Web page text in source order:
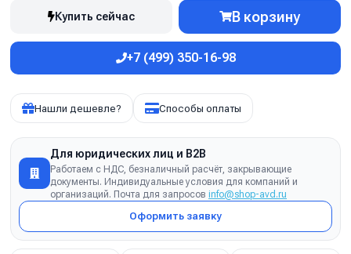
Купить сейчас В корзину
+7 (499) 350-16-98
Нашли дешевле? Способы оплаты
Для юридических лиц и B2B
Работаем с НДС, безналичный расчёт, закрывающие
документы. Индивидуальные условия для компаний и
организаций. Почта для запросов info@shop-avd.ru
Оформить заявку